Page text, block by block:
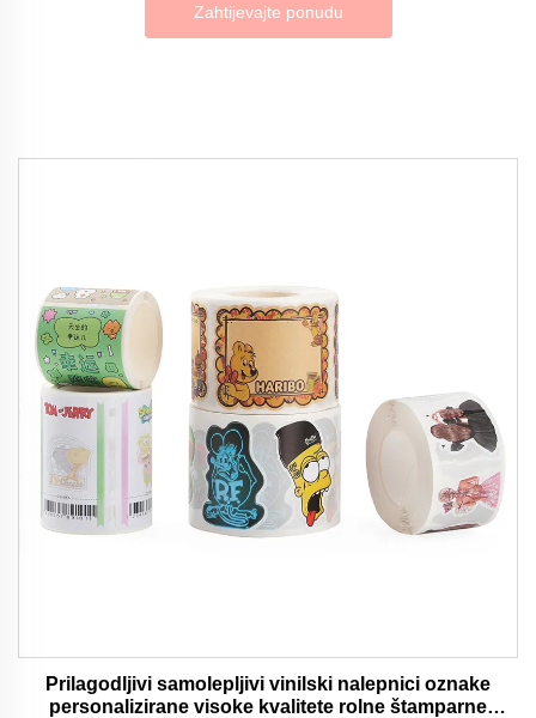
Zahtijevajte ponudu
Prilagodljivi samolepljivi vinilski nalepnici oznake
personalizirane visoke kvalitete rolne štamparne